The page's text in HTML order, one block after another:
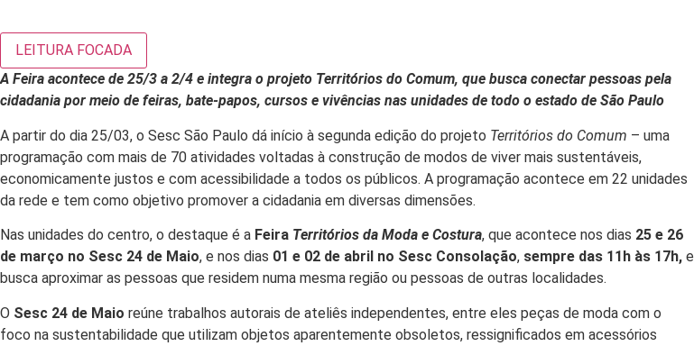
LEITURA FOCADA
A Feira acontece de 25/3 a 2/4 e integra o projeto Territórios do Comum, que busca conectar pessoas pela
cidadania por meio de feiras, bate-papos, cursos e vivências nas unidades de todo o estado de São Paulo
A partir do dia 25/03, o Sesc São Paulo dá início à segunda edição do projeto Territórios do Comum – uma
programação com mais de 70 atividades voltadas à construção de modos de viver mais sustentáveis,
economicamente justos e com acessibilidade a todos os públicos. A programação acontece em 22 unidades
da rede e tem como objetivo promover a cidadania em diversas dimensões.
Nas unidades do centro, o destaque é a Feira Territórios da Moda e Costura, que acontece nos dias 25 e 26
de março no Sesc 24 de Maio, e nos dias 01 e 02 de abril no Sesc Consolação, sempre das 11h às 17h, e
busca aproximar as pessoas que residem numa mesma região ou pessoas de outras localidades.
O Sesc 24 de Maio reúne trabalhos autorais de ateliês independentes, entre eles peças de moda com o
foco na sustentabilidade que utilizam objetos aparentemente obsoletos, ressignificados em acessórios